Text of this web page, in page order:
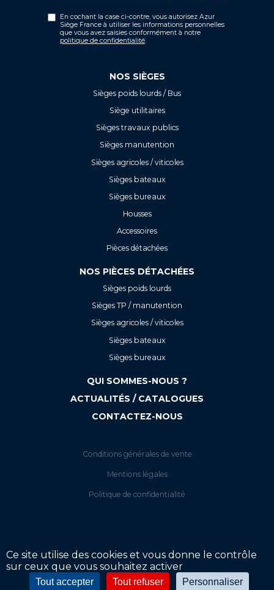
Votre tarif
En cochant la case ci-contre, vous autorisez Azur
Siège France à utiliser les informations personnelles
que vous avez saisies conformément à notre
politique de confidentialité.
NOS SIÈGES
Sièges poids lourds / Bus
Siège utilitaires
Sièges travaux publics
Sièges manutention
Sièges agricoles / viticoles
Sièges bateaux
Sièges bureaux
Housses
Accessoires
Pièces détachées
NOS PIÈCES DÉTACHÉES
Sièges poids lourds
Sièges TP / manutention
Sièges agricoles / viticoles
Sièges bateaux
Sièges bureaux
QUI SOMMES-NOUS ?
ACTUALITÉS / CATALOGUES
CONTACTEZ-NOUS
Conditions générales de vente
Mentions légales
Politique de confidentialité
Ce site utilise des cookies et vous donne le contrôle
sur ceux que vous souhaitez activer
Tout accepter Tout refuser Personnaliser